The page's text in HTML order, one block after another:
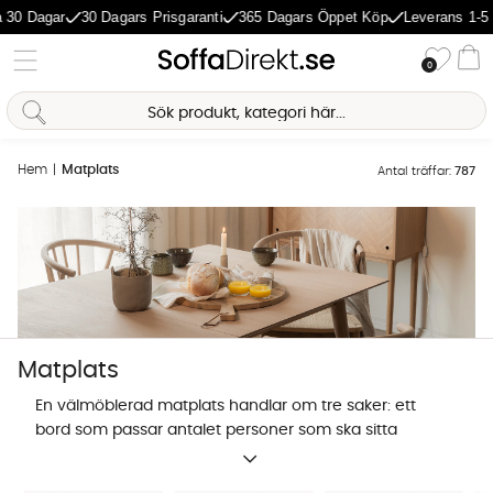
30 Dagars Prisgaranti 365 Dagars Öppet Köp Leverans 1-5 Dagar
0
Hem Matplats Antal träffar: 787
Matplats
En välmöblerad matplats handlar om tre saker: ett
bord som passar antalet personer som ska sitta
tillsammans och rummets storlek, stolar som är